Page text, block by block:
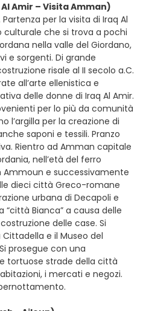
Amir – Visita Amman)
per la visita di Iraq Al
culturale che si trova a pochi
nella valle del Giordano,
e sorgenti. Di grande
risale al II secolo a.C.
all’arte ellenistica e
delle donne di Iraq Al Amir.
per lo più da comunità
l’argilla per la creazione di
saponi e tessili. Pranzo
Rientro ad Amman capitale
nell’età del ferro
e successivamente
dieci città Greco-romane
urbana di Decapoli e
Bianca” a causa delle
delle case. Si
e il Museo del
prosegue con una
tortuose strade della città
i mercati e negozi.